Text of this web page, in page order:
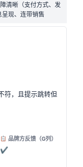
清晰（支付方式、发
现、连带销售
符，且提示跳转但
品牌方反馈（G列）
✔